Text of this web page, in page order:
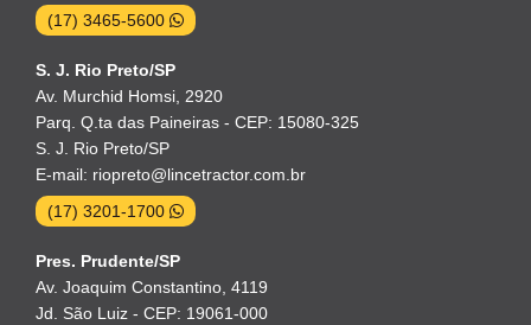
(17) 3465-5600
S. J. Rio Preto/SP
Av. Murchid Homsi, 2920
Parq. Q.ta das Paineiras - CEP: 15080-325
S. J. Rio Preto/SP
E-mail: riopreto@lincetractor.com.br
(17) 3201-1700
Pres. Prudente/SP
Av. Joaquim Constantino, 4119
Jd. São Luiz - CEP: 19061-000